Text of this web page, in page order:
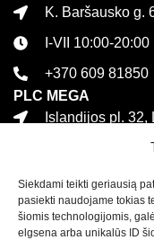
Siekdami teikti geriausią
pasiekti naudojame tokias
šiomis technologijomis,
elgsena arba unikalūs ID
K. Baršausko g.
I-VII 10:00-20:00
+370 609 81850
PLC MEGA
Islandijos pl. 32,
+370 616 21627
Informacija
Kontaktai